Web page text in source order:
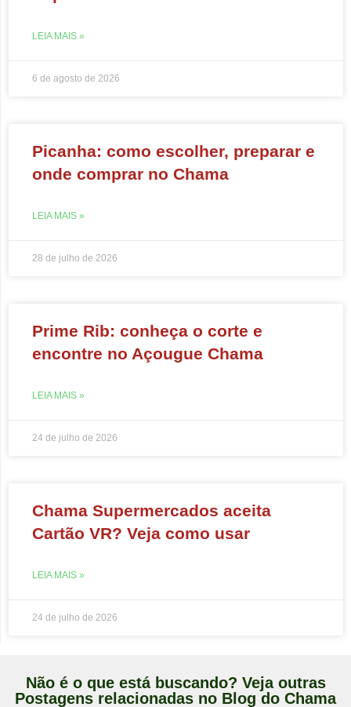
LEIA MAIS »
6 de agosto de 2026
Picanha: como escolher, preparar e
onde comprar no Chama
LEIA MAIS »
28 de julho de 2026
Prime Rib: conheça o corte e
encontre no Açougue Chama
LEIA MAIS »
24 de julho de 2026
Chama Supermercados aceita
Cartão VR? Veja como usar
LEIA MAIS »
24 de julho de 2026
Não é o que está buscando? Veja outras
Postagens relacionadas no Blog do Chama